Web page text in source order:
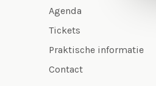
Agenda
Tickets
Praktische informatie
Contact